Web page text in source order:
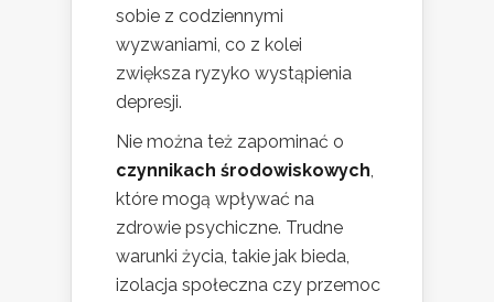
sobie z codziennymi
wyzwaniami, co z kolei
zwiększa ryzyko wystąpienia
depresji.
Nie można też zapominać o
czynnikach środowiskowych,
które mogą wpływać na
zdrowie psychiczne. Trudne
warunki życia, takie jak bieda,
izolacja społeczna czy przemoc